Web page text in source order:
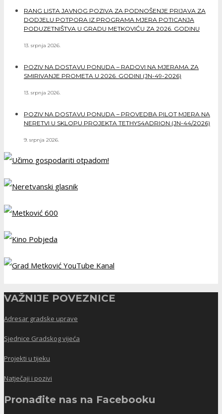
RANG LISTA JAVNOG POZIVA ZA PODNOŠENJE PRIJAVA ZA
DODJELU POTPORA IZ PROGRAMA MJERA POTICANJA
PODUZETNIŠTVA U GRADU METKOVIĆU ZA 2026. GODINU
13. srpnja 2026.
POZIV NA DOSTAVU PONUDA – RADOVI NA MJERAMA ZA
SMIRIVANJE PROMETA U 2026. GODINI (JN-49-2026)
13. srpnja 2026.
POZIV NA DOSTAVU PONUDA – PROVEDBA PILOT MJERA NA
NERETVI U SKLOPU PROJEKTA TETHYS4ADRION (JN-44/2026)
9. srpnja 2026.
VAŽNIJE POVEZNICE
Adresar gradske uprave
Sjednice Gradskog vijeća
Projekti u tijeku
Natječaji i pozivi
Pronađite nas na Facebooku